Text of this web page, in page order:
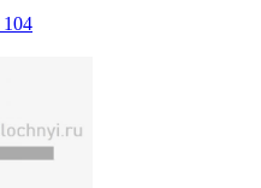
104